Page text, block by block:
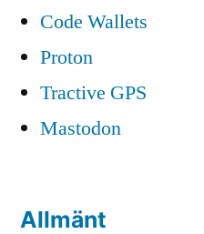
Code Wallets
Proton
Tractive GPS
Mastodon
Allmänt